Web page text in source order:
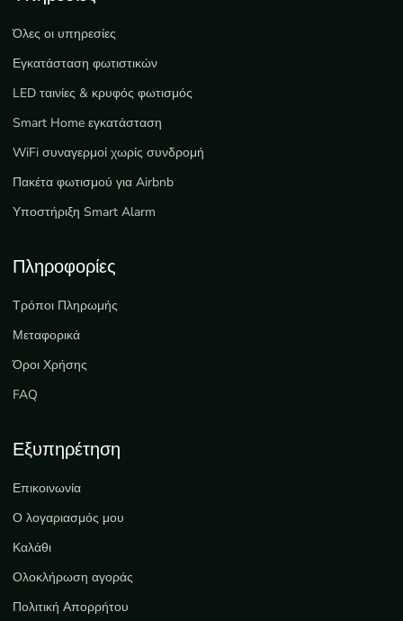
Όλες οι υπηρεσίες
Εγκατάσταση φωτιστικών
LED ταινίες & κρυφός φωτισμός
Smart Home εγκατάσταση
WiFi συναγερμοί χωρίς συνδρομή
Πακέτα φωτισμού για Airbnb
Υποστήριξη Smart Alarm
Πληροφορίες
Τρόποι Πληρωμής
Μεταφορικά
Όροι Χρήσης
FAQ
Εξυπηρέτηση
Επικοινωνία
Ο λογαριασμός μου
Καλάθι
Ολοκλήρωση αγοράς
Πολιτική Απορρήτου